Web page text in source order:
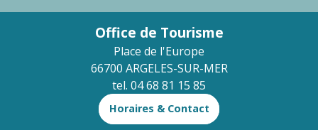
Office de Tourisme
Place de l'Europe
66700 ARGELES-SUR-MER
tel. 04 68 81 15 85
Horaires & Contact